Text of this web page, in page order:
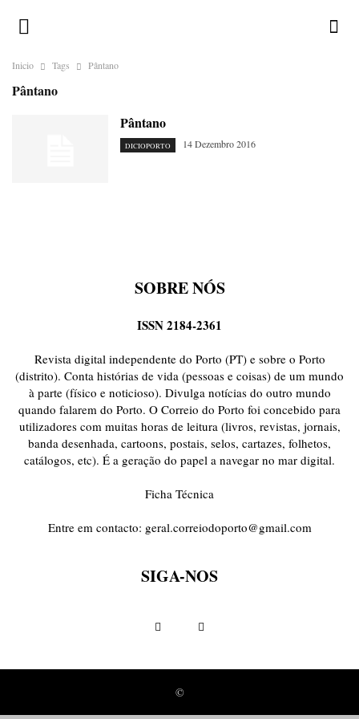
Inicio Tags Pântano
Pântano
Pântano
DICIOPORTO 14 Dezembro 2016
SOBRE NÓS
ISSN 2184-2361
Revista digital independente do Porto (PT) e sobre o Porto
(distrito). Conta histórias de vida (pessoas e coisas) de um mundo
à parte (físico e noticioso). Divulga notícias do outro mundo
quando falarem do Porto. O Correio do Porto foi concebido para
utilizadores com muitas horas de leitura (livros, revistas, jornais,
banda desenhada, cartoons, postais, selos, cartazes, folhetos,
catálogos, etc). É a geração do papel a navegar no mar digital.
Ficha Técnica
Entre em contacto: geral.correiodoporto@gmail.com
SIGA-NOS
©